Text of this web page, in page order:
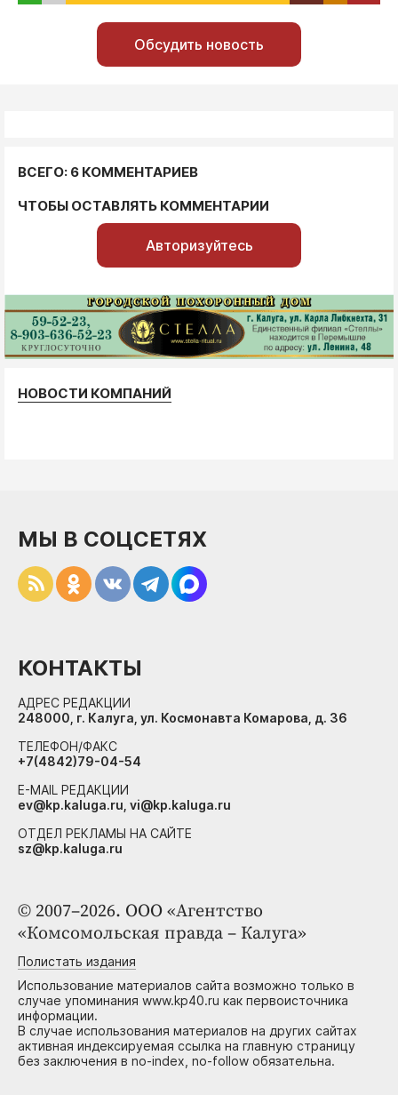
Обсудить новость
ВСЕГО: 6 КОММЕНТАРИЕВ
ЧТОБЫ ОСТАВЛЯТЬ КОММЕНТАРИИ
Авторизуйтесь
НОВОСТИ КОМПАНИЙ
© 2007–2026. ООО «Агентство
«Комсомольская правда – Калуга»
Полистать издания
Использование материалов сайта возможно только в
случае упоминания www.kp40.ru как первоисточника
информации.
В случае использования материалов на других сайтах
активная индексируемая ссылка на главную страницу
без заключения в no-index, no-follow обязательна.
МЫ В СОЦСЕТЯХ
КОНТАКТЫ
АДРЕС РЕДАКЦИИ
248000, г. Калуга, ул. Космонавта Комарова, д. 36
ТЕЛЕФОН/ФАКС
+7(4842)79-04-54
E-MAIL РЕДАКЦИИ
ev@kp.kaluga.ru, vi@kp.kaluga.ru
ОТДЕЛ РЕКЛАМЫ НА САЙТЕ
sz@kp.kaluga.ru